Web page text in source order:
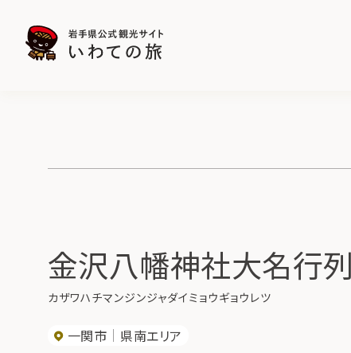
金沢八幡神社大名行列
カザワハチマンジンジャダイミョウギョウレツ
一関市
県南エリア